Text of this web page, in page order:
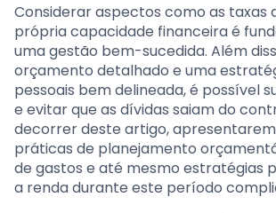
Considerar aspectos como as taxas
própria capacidade financeira é
uma gestão bem-sucedida. Além
orçamento detalhado e uma
pessoais bem delineada, é possível
e evitar que as dívidas saiam do
decorrer deste artigo,
práticas de planejamento
de gastos e até mesmo estratégias
a renda durante este período